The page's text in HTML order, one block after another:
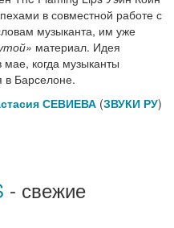
в совместной работе с
музыканта, им уже
материал. Идея
когда музыканты
в Барселоне.
СЕВИЕВА (ЗВУКИ РУ)
- свежие